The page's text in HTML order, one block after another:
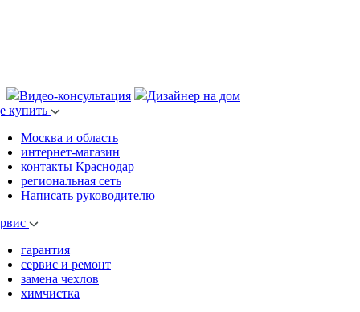
Видео-консультация
Дизайнер на дом
купить
Москва и область
интернет-магазин
контакты Краснодар
региональная сеть
Написать руководителю
гарантия
сервис и ремонт
замена чехлов
химчистка